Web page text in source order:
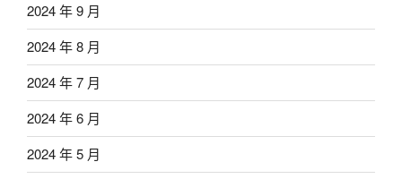
2024 年 9 月
2024 年 8 月
2024 年 7 月
2024 年 6 月
2024 年 5 月